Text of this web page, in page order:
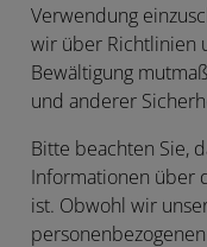
Verwendung
wir über Richtlinien
Bewältigung
und anderer
Bitte beachten Sie,
Informationen über
ist. Obwohl wir